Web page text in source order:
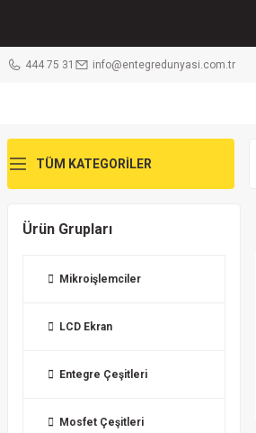
444 75 31 info@entegredunyasi.com.tr
TÜM KATEGORİLER
Ürün Grupları
Mikroişlemciler
LCD Ekran
Entegre Çeşitleri
Mosfet Çeşitleri